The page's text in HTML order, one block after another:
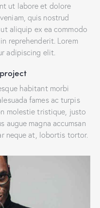
ut labore et dolore
quis nostrud
aliquip ex ea commodo
reprehenderit. Lorem
adipiscing elit.
habitant morbi
fames ac turpis
molestie tristique, justo
augue magna accumsan
neque at, lobortis tortor.